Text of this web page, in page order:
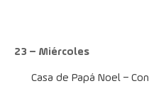
23 – Miércoles
Casa de Papá Noel –